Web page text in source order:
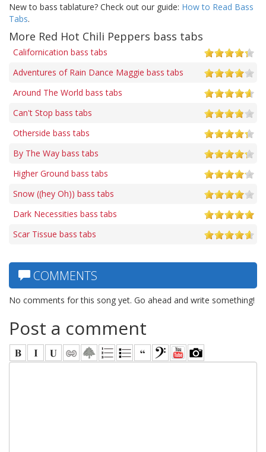
New to bass tablature? Check out our guide: How to Read Bass
Tabs.
More Red Hot Chili Peppers bass tabs
Californication bass tabs
Adventures of Rain Dance Maggie bass tabs
Around The World bass tabs
Can't Stop bass tabs
Otherside bass tabs
By The Way bass tabs
Higher Ground bass tabs
Snow ((hey Oh)) bass tabs
Dark Necessities bass tabs
Scar Tissue bass tabs
COMMENTS
No comments for this song yet. Go ahead and write something!
Post a comment